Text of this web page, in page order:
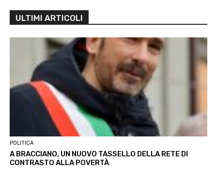
ULTIMI ARTICOLI
POLITICA
A BRACCIANO, UN NUOVO TASSELLO DELLA RETE DI
CONTRASTO ALLA POVERTÀ